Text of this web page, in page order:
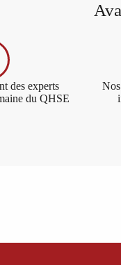
des experts
du QHSE